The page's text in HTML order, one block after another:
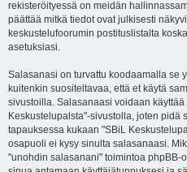
rekisteröityessä on meidän
päättää mitkä tiedot ovat julkisesti
keskustelufoorumin postituslistalta
asetuksiasi.
Salasanasi on turvattu koodaamalla se
kuitenkin suositeltavaa, että et käytä
sivustoilla. Salasanaasi voidaan
Keskustelupalsta"-sivustolla, joten pidä
tapauksessa kukaan "SBiL
osapuoli ei kysy sinulta salasanaasi.
"unohdin salasanani" toimintoa phpBB-